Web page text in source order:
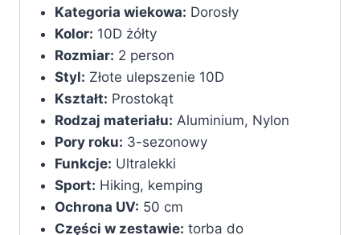
Kategoria wiekowa: ‎Dorosły
Kolor: ‎10D żółty
Rozmiar: ‎2 person
Styl: ‎Złote ulepszenie 10D
Kształt: ‎Prostokąt
Rodzaj materiału: ‎Aluminium, Nylon
Pory roku: ‎3-sezonowy
Funkcje: ‎Ultralekki
Sport: ‎Hiking, kemping
Ochrona UV: ‎50 cm
Części w zestawie: ‎torba do